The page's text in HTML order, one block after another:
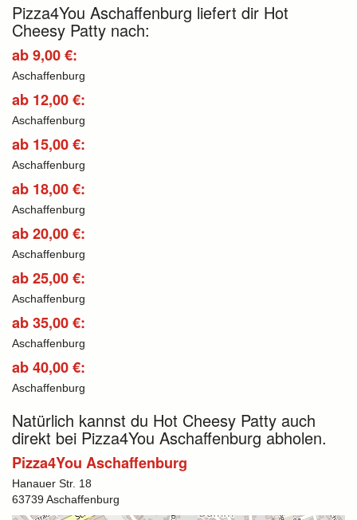
Pizza4You Aschaffenburg liefert dir Hot
Cheesy Patty nach:
ab 9,00 €:
Aschaffenburg
ab 12,00 €:
Aschaffenburg
ab 15,00 €:
Aschaffenburg
ab 18,00 €:
Aschaffenburg
ab 20,00 €:
Aschaffenburg
ab 25,00 €:
Aschaffenburg
ab 35,00 €:
Aschaffenburg
ab 40,00 €:
Aschaffenburg
Natürlich kannst du Hot Cheesy Patty auch
direkt bei Pizza4You Aschaffenburg abholen.
Pizza4You Aschaffenburg
Hanauer Str. 18
63739 Aschaffenburg